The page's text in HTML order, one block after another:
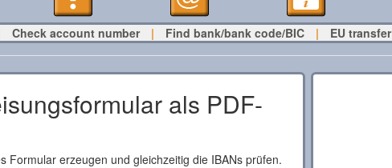
Check account number | Find bank/bank code/BIC | EU transfer
als PDF-
Formular erzeugen und gleichzeitig die IBANs prüfen.